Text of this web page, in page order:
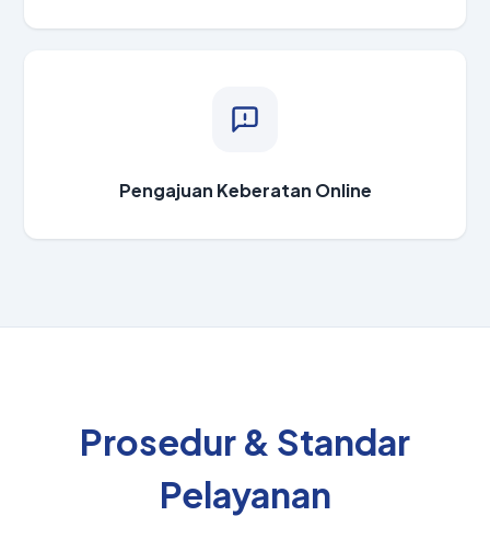
Pengajuan Keberatan Online
Prosedur & Standar
Pelayanan